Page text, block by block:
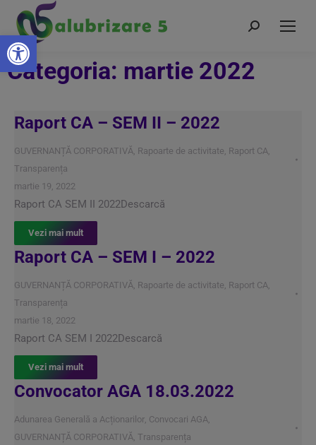
Deschide bara de unelte
Categoria: martie 2022
Raport CA – SEM II – 2022
GUVERNANȚĂ CORPORATIVĂ, Rapoarte de activitate, Raport CA,
Transparența
martie 19, 2022
Raport CA SEM II 2022Descarcă
Vezi mai mult
Raport CA – SEM I – 2022
GUVERNANȚĂ CORPORATIVĂ, Rapoarte de activitate, Raport CA,
Transparența
martie 18, 2022
Raport CA SEM I 2022Descarcă
Vezi mai mult
Convocator AGA 18.03.2022
Adunarea Generală a Acționarilor, Convocari AGA,
GUVERNANȚĂ CORPORATIVĂ, Transparența